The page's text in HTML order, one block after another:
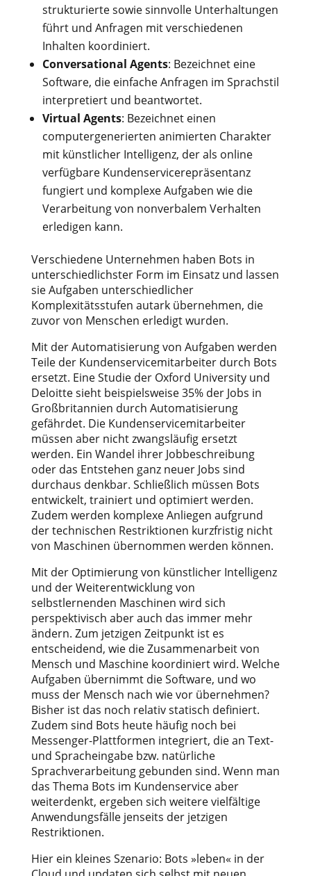
strukturierte sowie sinnvolle Unterhaltungen
führt und Anfragen mit verschiedenen
Inhalten koordiniert.
Conversational Agents: Bezeichnet eine
Software, die einfache Anfragen im Sprachstil
interpretiert und beantwortet.
Virtual Agents: Bezeichnet einen
computergenerierten animierten Charakter
mit künstlicher Intelligenz, der als online
verfügbare Kundenservicerepräsentanz
fungiert und komplexe Aufgaben wie die
Verarbeitung von nonverbalem Verhalten
erledigen kann.
Verschiedene Unternehmen haben Bots in
unterschiedlichster Form im Einsatz und lassen
sie Aufgaben unterschiedlicher
Komplexitätsstufen autark übernehmen, die
zuvor von Menschen erledigt wurden.
Mit der Automatisierung von Aufgaben werden
Teile der Kundenservicemitarbeiter durch Bots
ersetzt. Eine Studie der Oxford University und
Deloitte sieht beispielsweise 35% der Jobs in
Großbritannien durch Automatisierung
gefährdet. Die Kundenservicemitarbeiter
müssen aber nicht zwangsläufig ersetzt
werden. Ein Wandel ihrer Jobbeschreibung
oder das Entstehen ganz neuer Jobs sind
durchaus denkbar. Schließlich müssen Bots
entwickelt, trainiert und optimiert werden.
Zudem werden komplexe Anliegen aufgrund
der technischen Restriktionen kurzfristig nicht
von Maschinen übernommen werden können.
Mit der Optimierung von künstlicher Intelligenz
und der Weiterentwicklung von
selbstlernenden Maschinen wird sich
perspektivisch aber auch das immer mehr
ändern. Zum jetzigen Zeitpunkt ist es
entscheidend, wie die Zusammenarbeit von
Mensch und Maschine koordiniert wird. Welche
Aufgaben übernimmt die Software, und wo
muss der Mensch nach wie vor übernehmen?
Bisher ist das noch relativ statisch definiert.
Zudem sind Bots heute häufig noch bei
Messenger-Plattformen integriert, die an Text-
und Spracheingabe bzw. natürliche
Sprachverarbeitung gebunden sind. Wenn man
das Thema Bots im Kundenservice aber
weiterdenkt, ergeben sich weitere vielfältige
Anwendungsfälle jenseits der jetzigen
Restriktionen.
Hier ein kleines Szenario: Bots »leben« in der